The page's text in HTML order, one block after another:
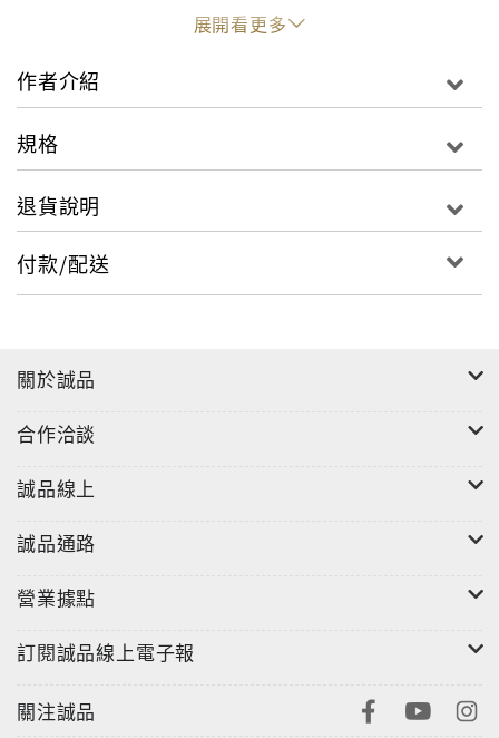
展開看更多
作者介紹
規格
退貨說明
付款/配送
關於誠品
合作洽談
誠品線上
誠品通路
營業據點
訂閱誠品線上電子報
關注誠品